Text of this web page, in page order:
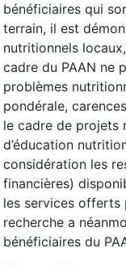
bénéficiaires qui
terrain, il est
nutritionnels
cadre du PAAN ne
problèmes
pondérale,
le cadre de projets
d’éducation
considération les
financières)
les services offerts
recherche a
bénéficiaires du